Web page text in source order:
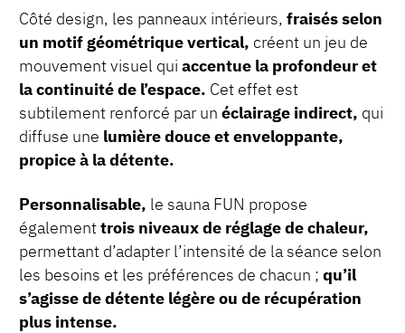
Côté design, les panneaux intérieurs, fraisés selon
un motif géométrique vertical, créent un jeu de
mouvement visuel qui accentue la profondeur et
la continuité de l’espace. Cet effet est
subtilement renforcé par un éclairage indirect, qui
diffuse une lumière douce et enveloppante,
propice à la détente.
Personnalisable, le sauna FUN propose
égalementtrois niveaux de réglage de chaleur,
permettant d’adapter l’intensité de la séance selon
les besoins et les préférences de chacun ; qu’il
s’agisse de détente légère ou de récupération
plus intense.